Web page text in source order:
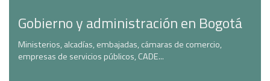
Gobierno y administración en Bogotá
Ministerios, alcadías, embajadas, cámaras de comercio,
empresas de servicios públicos, CADE...